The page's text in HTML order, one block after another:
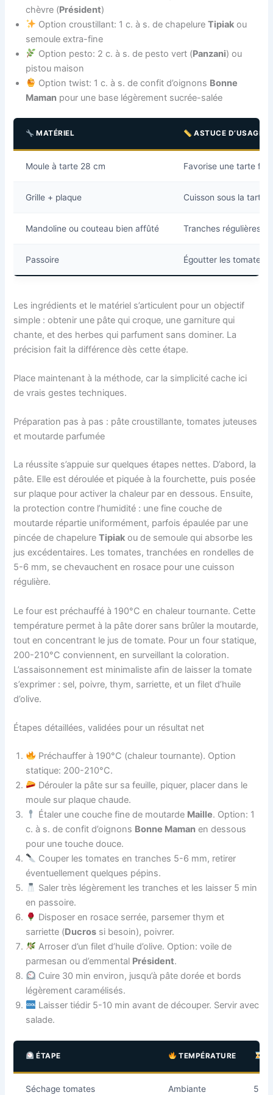
chèvre (Président)
Option croustillant: 1 c. à s. de chapelureTipiak ou
semoule extra-fine
Option pesto: 2 c. à s. de pesto vert (Panzani) ou
pistou maison
Option twist: 1 c. à s. de confit d’oignons Bonne
Maman pour une base légèrement sucrée-salée
MATÉRIEL ASTUCE D’USAGE
Moule à tarte 28 cm Favorise une tarte
Grille + plaque Cuisson sous la tarte
Mandoline ou couteau bien affûté Tranches régulières
Passoire Égoutter les tomates
Les ingrédients et le matériel s’articulent pour un objectif
simple : obtenir une pâte qui croque, une garniture qui
chante, et des herbes qui parfument sans dominer. La
précision fait la différence dès cette étape.
Place maintenant à la méthode, car la simplicité cache ici
de vrais gestes techniques.
Préparation pas à pas : pâte croustillante, tomates juteuses
et moutarde parfumée
La réussite s’appuie sur quelques étapes nettes. D’abord, la
pâte. Elle est déroulée et piquée à la fourchette, puis posée
sur plaque pour activer la chaleur par en dessous. Ensuite,
la protection contre l’humidité : une fine couche de
moutarde répartie uniformément, parfois épaulée par une
pincée de chapelureTipiak ou de semoule qui absorbe les
jus excédentaires. Les tomates, tranchées en rondelles de
5-6 mm, se chevauchent en rosace pour une cuisson
régulière.
Le four est préchauffé à 190°C en chaleur tournante. Cette
température permet à la pâte dorer sans brûler la moutarde,
tout en concentrant le jus de tomate. Pour un four statique,
200-210°C conviennent, en surveillant la coloration.
L’assaisonnement est minimaliste afin de laisser la tomate
s’exprimer : sel, poivre, thym, sarriette, et un filet d’huile
d’olive.
Étapes détaillées, validées pour un résultat net
Préchauffer à 190°C (chaleur tournante). Option
statique: 200-210°C.
Dérouler la pâte sur sa feuille, piquer, placer dans le
moule sur plaque chaude.
Étaler une couche fine de moutarde Maille. Option: 1
c. à s. de confit d’oignons Bonne Maman en dessous
pour une touche douce.
Couper les tomates en tranches 5-6 mm, retirer
éventuellement quelques pépins.
Saler très légèrement les tranches et les laisser 5 min
en passoire.
Disposer en rosace serrée, parsemer thym et
sarriette (Ducros si besoin), poivrer.
Arroser d’un filet d’huile d’olive. Option: voile de
parmesan ou d’emmental Président.
Cuire 30 min environ, jusqu’à pâte dorée et bords
légèrement caramélisés.
Laisser tiédir 5-10 min avant de découper. Servir avec
salade.
ÉTAPE TEMPÉRATURE
Séchage tomates Ambiante 5